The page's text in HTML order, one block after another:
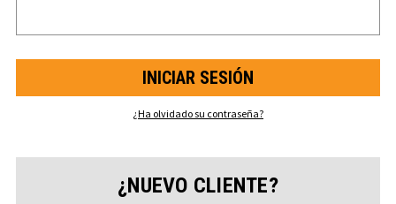
¿Ha olvidado su contraseña?
¿NUEVO CLIENTE?